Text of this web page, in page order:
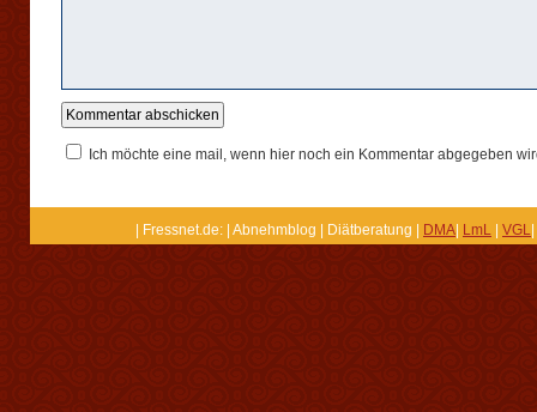
Ich möchte eine mail, wenn hier noch ein Kommentar abgegeben
| Fressnet.de: | Abnehmblog | Diätberatung | DMA LmL VGL